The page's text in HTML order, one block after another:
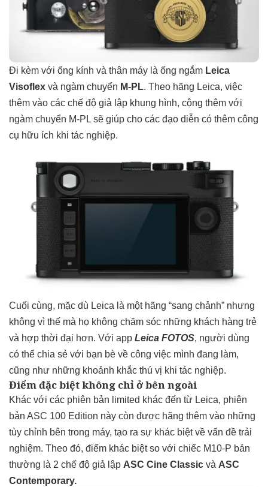
Đi kèm với ống kính và thân máy là ống ngắm Leica
Visoflex và ngàm chuyển M-PL. Theo hãng Leica, việc
thêm vào các chế độ giả lập khung hình, cộng thêm với
ngàm chuyển M-PL sẽ giúp cho các đạo diễn có thêm công
cụ hữu ích khi tác nghiệp.
Cuối cùng, mặc dù Leica là một hãng “sang chảnh” nhưng
không vì thế mà họ không chăm sóc những khách hàng trẻ
và hợp thời đại hơn. Với app Leica FOTOS, người dùng
có thể chia sẻ với bạn bè về công việc mình đang làm,
cũng như những khoảnh khắc thú vị khi tác nghiệp.
Điểm đặc biệt không chỉ ở bên ngoài
Khác với các phiên bản limited khác đến từ Leica, phiên
bản ASC 100 Edition này còn được hãng thêm vào những
tùy chỉnh bên trong máy, tạo ra sự khác biệt về vấn đề trải
nghiệm. Theo đó, điểm khác biệt so với chiếc M10-P bản
thường là 2 chế độ giả lập ASC Cine Classic và ASC
Contemporary.